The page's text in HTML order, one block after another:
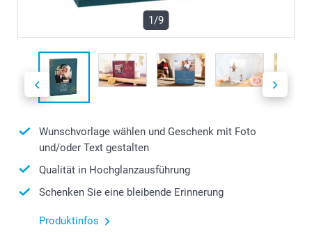
1/9
Wunschvorlage wählen und Geschenk mit Foto
und/oder Text gestalten
Qualität in Hochglanzausführung
Schenken Sie eine bleibende Erinnerung
Produktinfos